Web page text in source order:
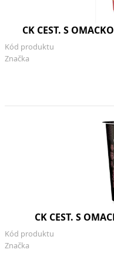
CK CEST. S
Značka
Kód produktu
CK CEST. S
Značka
Kód produktu